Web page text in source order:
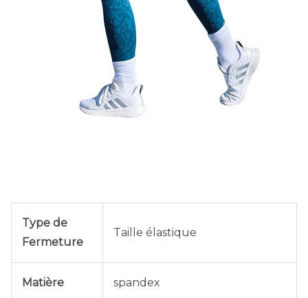
Type de
Fermeture
Taille élastique
Matière spandex